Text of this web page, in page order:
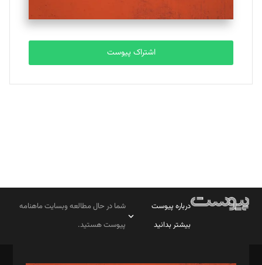
مصطفی مسجدی آرانی
تحریریه
بابک نقاش
تحریریه
اشتراک پیوست
درباره پیوست
بیشتر بدانید
شما در حال مطالعه وبسایت ماهنامه
پیوست هستید.